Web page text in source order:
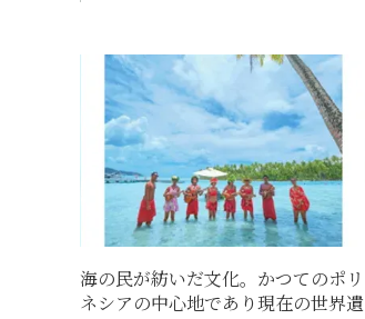
海の民が紡いだ文化。かつてのポリ
ネシアの中心地であり現在の世界遺